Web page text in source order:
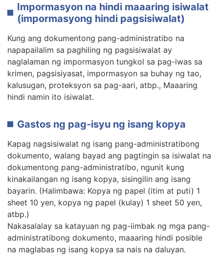
Impormasyon na hindi maaaring isiwalat
(impormasyong hindi pagsisiwalat)
Kung ang dokumentong pang-administratibo na
napapailalim sa paghiling ng pagsisiwalat ay
naglalaman ng impormasyon tungkol sa pag-iwas sa
krimen, pagsisiyasat, impormasyon sa buhay ng tao,
kalusugan, proteksyon sa pag-aari, atbp., Maaaring
hindi namin ito isiwalat.
Gastos ng pag-isyu ng isang kopya
Kapag nagsisiwalat ng isang pang-administratibong
dokumento, walang bayad ang pagtingin sa isiwalat na
dokumentong pang-administratibo, ngunit kung
kinakailangan ng isang kopya, sisingilin ang isang
bayarin. (Halimbawa: Kopya ng papel (itim at puti) 1
sheet 10 yen, kopya ng papel (kulay) 1 sheet 50 yen,
atbp.)
Nakasalalay sa katayuan ng pag-iimbak ng mga pang-
administratibong dokumento, maaaring hindi posible
na maglabas ng isang kopya sa nais na daluyan.